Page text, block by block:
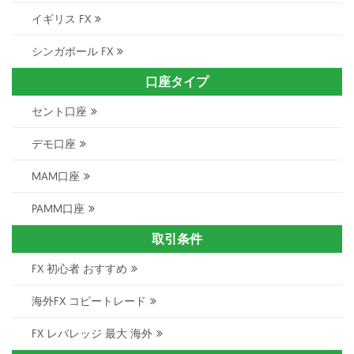
イギリス FX
シンガポール FX
口座タイプ
セント口座
デモ口座
MAM口座
PAMM口座
取引条件
FX 初心者 おすすめ
海外FX コピートレード
FX レバレッジ 最大 海外